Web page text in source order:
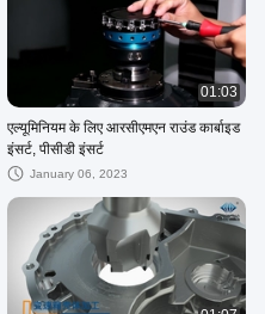
01:03
एल्यूमिनियम के लिए आरसीएमएन राउंड कार्बाइड
इंसर्ट, पीसीडी इंसर्ट
January 06, 2023